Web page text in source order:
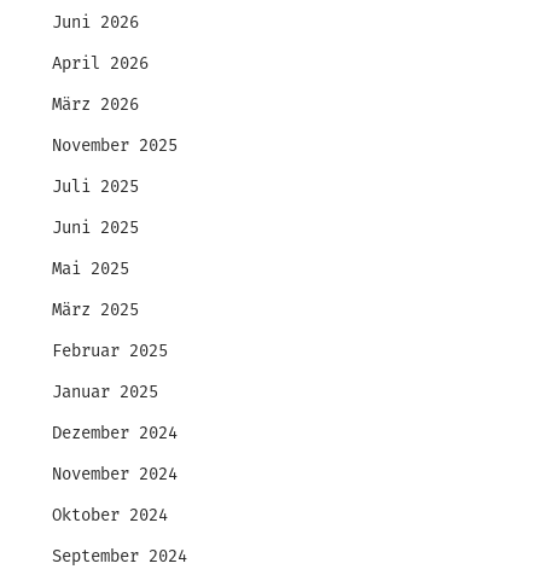
Juni 2026
April 2026
März 2026
November 2025
Juli 2025
Juni 2025
Mai 2025
März 2025
Februar 2025
Januar 2025
Dezember 2024
November 2024
Oktober 2024
September 2024